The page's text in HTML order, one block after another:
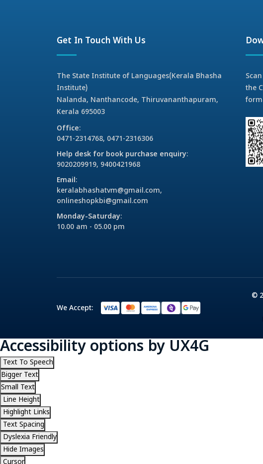
Get In Touch With Us
The State Institute of Languages(Kerala Bhasha
Institute)
Nalanda, Nanthancode, Thiruvananthapuram,
Kerala 695003
Office:
0471-2314768, 0471-2316306
Help desk for book purchase enquiry:
9020209919, 9400421968
Email:
keralabhashatvm@gmail.com,
onlineshopkbi@gmail.com
Monday-Saturday:
10.00 am - 05.00 pm
the
We Accept:
©
Accessibility options by UX4G
Text To Speech
Bigger Text
Small Text
Line Height
Highlight Links
Text Spacing
Dyslexia Friendly
Hide Images
Cursor